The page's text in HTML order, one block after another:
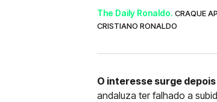
The Daily Ronaldo. CRAQUE
CRISTIANO RONALDO
O interesse surge
andaluza ter falhado a